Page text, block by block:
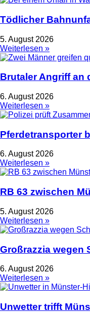
Tödlicher
5. August 2026
Weiterlesen »
Brutaler Angriff an
6. August 2026
Weiterlesen »
Pferdetransporter
6. August 2026
Weiterlesen »
RB 63 zwischen
5. August 2026
Weiterlesen »
Großrazzia wegen
6. August 2026
Weiterlesen »
Unwetter trifft